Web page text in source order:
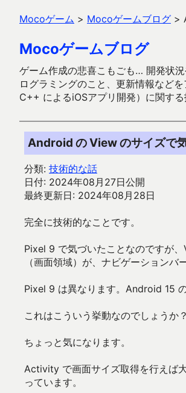
Mocoゲーム > Mocoゲームブログ >
Mocoゲームブログ
ゲーム作成の悲喜こもごも… 開発状
ログラミングのこと、更新情報など
C++ によるiOSアプリ開発）に関す
Android の View のサイズで
分類: 技術的な話
日付: 2024年08月27日公開
最終更新日: 2024年08月28日
完全に技術的なことです。
Pixel 9 で気づいたことなのですが
（画面領域）が、ナビゲーションバ
Pixel 9 は異なります。Android 15
これはこういう挙動なのでしょうか？
ちょっと気になります。
Activity で画面サイズ取得を行えば
っています。